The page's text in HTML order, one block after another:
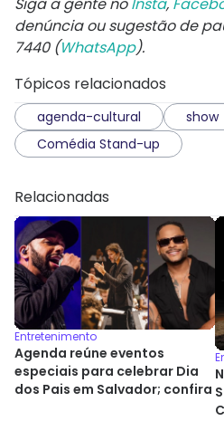
Siga a gente noInsta,
denúncia ou sugestão de
7440 (WhatsApp).
Tópicos relacionados
agenda-cultural
show
Comédia Stand-up
Relacionadas
Entretenimento
Agenda reúne eventos
especiais para celebrar Dia
dos Pais em Salvador; confira